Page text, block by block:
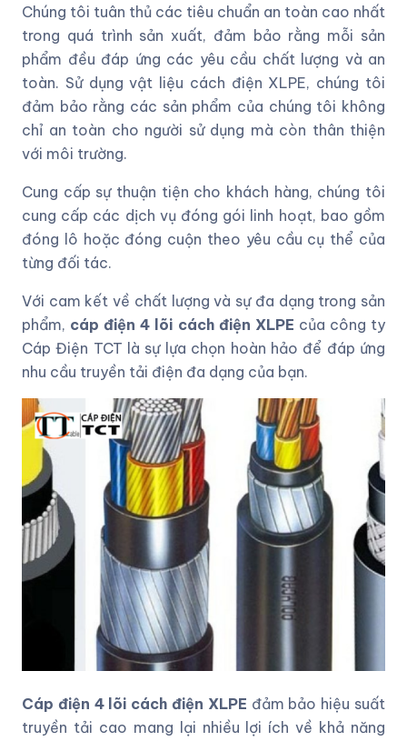
Chúng tôi tuân thủ các tiêu chuẩn an toàn cao nhất
trong quá trình sản xuất, đảm bảo rằng mỗi sản
phẩm đều đáp ứng các yêu cầu chất lượng và an
toàn. Sử dụng vật liệu cách điện XLPE, chúng tôi
đảm bảo rằng các sản phẩm của chúng tôi không
chỉ an toàn cho người sử dụng mà còn thân thiện
với môi trường.
Cung cấp sự thuận tiện cho khách hàng, chúng tôi
cung cấp các dịch vụ đóng gói linh hoạt, bao gồm
đóng lô hoặc đóng cuộn theo yêu cầu cụ thể của
từng đối tác.
Với cam kết về chất lượng và sự đa dạng trong sản
phẩm, cáp điện 4 lõi cách điện XLPE của công ty
Cáp Điện TCT là sự lựa chọn hoàn hảo để đáp ứng
nhu cầu truyền tải điện đa dạng của bạn.
Cáp điện 4 lõi cách điện XLPE đảm bảo hiệu suất
truyền tải cao mang lại nhiều lợi ích về khả năng